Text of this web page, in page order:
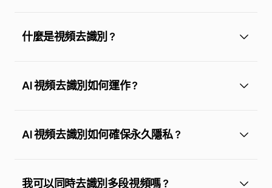
什麼是視頻去識別？
AI 視頻去識別如何運作？
AI 視頻去識別如何確保永久隱私？
我可以同時去識別多段視頻嗎？